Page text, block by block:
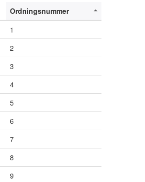
Ordningsnummer
1
2
3
4
5
6
7
8
9